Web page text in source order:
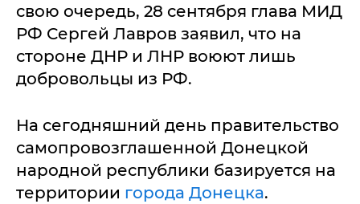
свою очередь, 28 сентября глава МИД
РФ Сергей Лавров заявил, что на
стороне ДНР и ЛНР воюют лишь
добровольцы из РФ.
На сегодняшний день правительство
самопровозглашенной Донецкой
народной республики базируется на
территории города Донецка.